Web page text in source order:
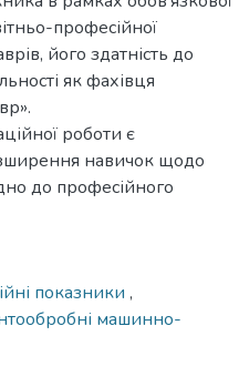
професійної
його здатність до
як фахівця
роботи є
навичок щодо
до професійного
показники ,
машинно-